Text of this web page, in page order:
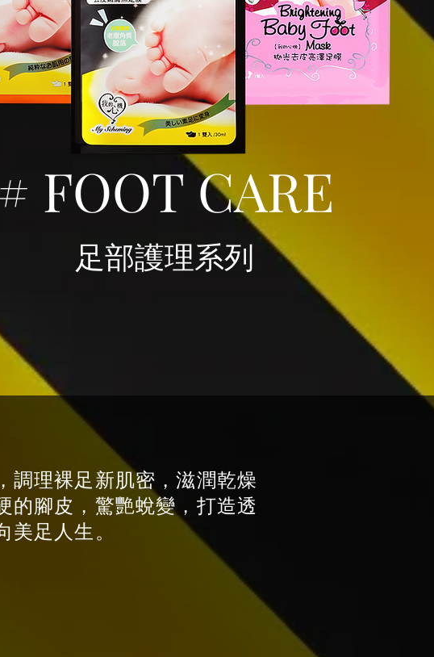
FOOT CARE
足部護理系列
調理裸足新肌密，滋潤乾燥
的腳皮，驚艷蛻變，打造透
足人生。